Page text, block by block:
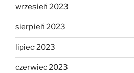
wrzesień 2023
sierpień 2023
lipiec 2023
czerwiec 2023